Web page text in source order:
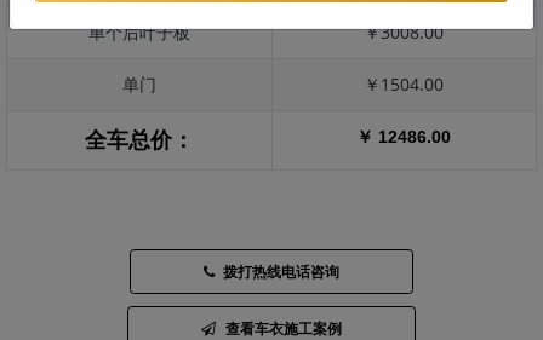
单个后叶子板 ￥3008.00
单门 ￥1504.00
全车总价： ￥ 12486.00
拨打热线电话咨询
查看车衣施工案例